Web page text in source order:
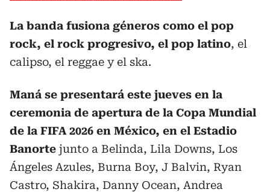
La banda fusiona géneros como el pop
rock, el rock progresivo, el pop latino, el
calipso, el reggae y el ska.
Maná se presentará este jueves en la
ceremonia de apertura de la Copa Mundial
de la FIFA 2026 en México, en el Estadio
Banorte junto a Belinda, Lila Downs, Los
Ángeles Azules, Burna Boy, J Balvin, Ryan
Castro, Shakira, Danny Ocean, Andrea